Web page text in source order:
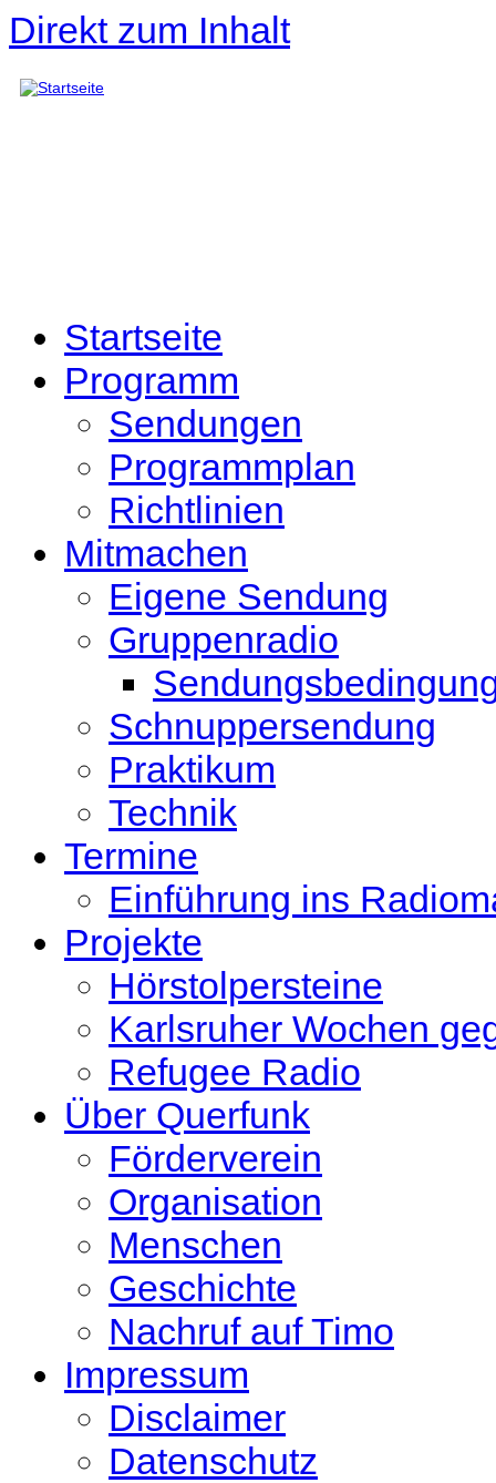
Direkt zum Inhalt
Startseite
Programm
Sendungen
Programmplan
Richtlinien
Mitmachen
Eigene Sendung
Gruppenradio
Schnuppersendung
Praktikum
Technik
Termine
Einführung ins
Projekte
Hörstolpersteine
Karlsruher Wochen
Refugee Radio
Über Querfunk
Förderverein
Organisation
Menschen
Geschichte
Nachruf auf Timo
Impressum
Disclaimer
Datenschutz